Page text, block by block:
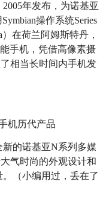
年发布，为诺基亚
操作系统Series
在荷兰阿姆斯特丹，
手机，凭借高像素摄
相当长时间内手机发
新的诺基亚N系列多媒
气时尚的外观设计和
（小编用过，丢在了